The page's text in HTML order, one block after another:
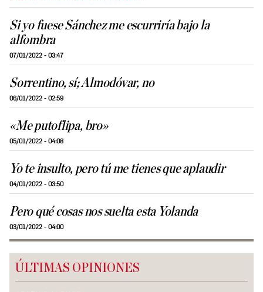
Si yo fuese Sánchez me escurriría bajo la
alfombra
07/01/2022 - 03:47
Sorrentino, sí; Almodóvar, no
06/01/2022 - 02:59
«Me putoflipa, bro»
05/01/2022 - 04:08
Yo te insulto, pero tú me tienes que aplaudir
04/01/2022 - 03:50
Pero qué cosas nos suelta esta Yolanda
03/01/2022 - 04:00
ÚLTIMAS OPINIONES